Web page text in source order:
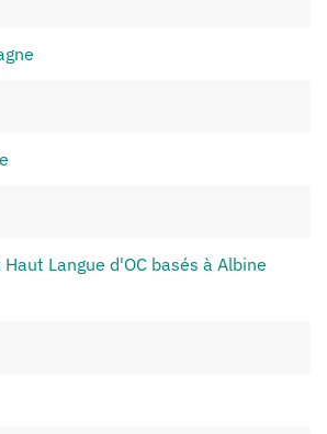
Langue d'OC basés à Albine